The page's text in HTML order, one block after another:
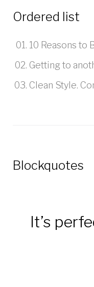
Ordered list
10 Reasons to
Getting to
Clean Style.
Blockquotes
It’s